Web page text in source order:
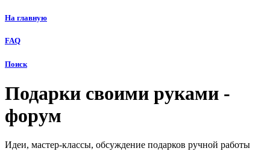
На главную
FAQ
Поиск
Подарки своими руками -
форум
Идеи, мастер-классы, обсуждение подарков ручной работы